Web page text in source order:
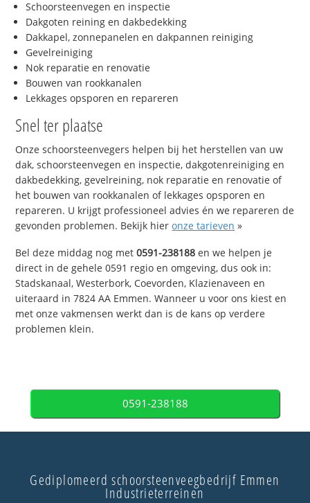
Schoorsteenvegen en inspectie
Dakgoten reining en dakbedekking
Dakkapel, zonnepanelen en dakpannen reiniging
Gevelreiniging
Nok reparatie en renovatie
Bouwen van rookkanalen
Lekkages opsporen en repareren
Snel ter plaatse
Onze schoorsteenvegers helpen bij het herstellen van uw
dak, schoorsteenvegen en inspectie, dakgotenreiniging en
dakbedekking, gevelreining, nok reparatie en renovatie of
het bouwen van rookkanalen of lekkages opsporen en
repareren. U krijgt professioneel advies én we repareren de
gevonden problemen. Bekijk hieronze tarieven »
Bel deze middag nog met0591-238188 en we helpen je
direct in de gehele 0591 regio en omgeving, dus ook in:
Stadskanaal, Westerbork, Coevorden, Klazienaveen en
uiteraard in 7824 AA Emmen. Wanneer u voor ons kiest en
met onze vakmensen werkt dan is de kans op verdere
problemen klein.
0591-238188
Gediplomeerd schoorsteenveegbedrijf Emmen
Industrieterreinen